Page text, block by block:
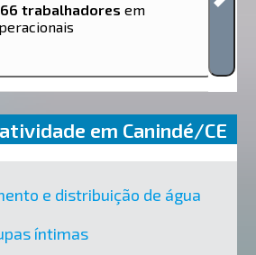
trabalhadores em
em Canindé/CE
e distribuição de água
íntimas